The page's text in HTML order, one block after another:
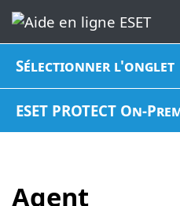
Sélectionner l'onglet
ESET PROTECT On-
Agent